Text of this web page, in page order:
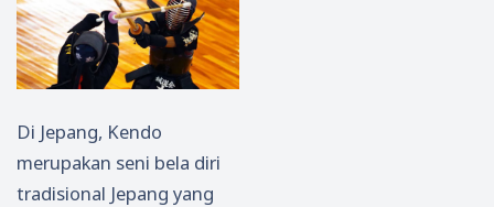
Di Jepang, Kendo
merupakan seni bela diri
tradisional Jepang yang